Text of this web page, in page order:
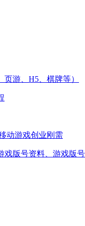
游、H5、棋牌等）
动游戏创业刚需
戏版号资料、游戏版